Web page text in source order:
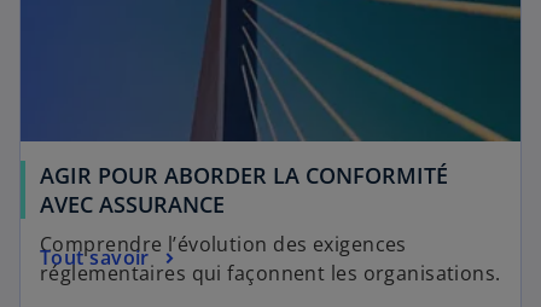
AGIR POUR ABORDER LA CONFORMITÉ
AVEC ASSURANCE
Comprendre l’évolution des exigences
réglementaires qui façonnent les organisations.
Tout savoir